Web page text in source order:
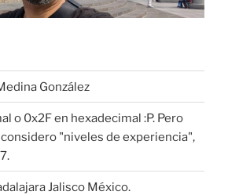
González
o 0x2F en hexadecimal :P. Pero
"niveles de experiencia",
Jalisco México.